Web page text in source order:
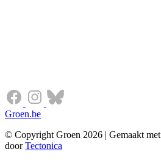
Groen.be
© Copyright Groen 2026 | Gemaakt met
doorTectonica